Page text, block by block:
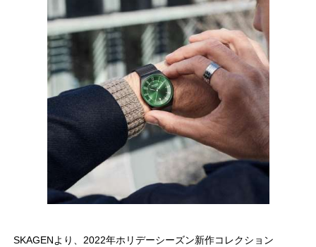
SKAGENより、2022年ホリデーシーズン新作コレクション